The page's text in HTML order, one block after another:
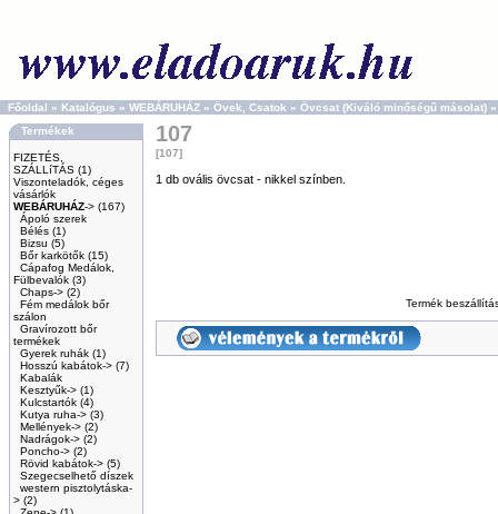
Főoldal » Katalógus » WEBÁRUHÁZ » Övek, Csatok » Övcsat (Kiváló minőségű másolat)
Termékek
FIZETÉS,
SZÁLLíTÁS (1)
Viszonteladók, céges
vásárlók
WEBÁRUHÁZ-> (167)
Ápoló szerek
Bélés (1)
Bizsu (5)
Bőr karkötők (15)
Cápafog Medálok,
Fülbevalók (3)
Chaps-> (2)
Fém medálok bőr
szálon
Gravírozott bőr
termékek
Gyerek ruhák (1)
Hosszú kabátok-> (7)
Kabalák
Kesztyűk-> (1)
Kulcstartók (4)
Kutya ruha-> (3)
Mellények-> (2)
Nadrágok-> (2)
Poncho-> (2)
Rövid kabátok-> (5)
Szegecselhető díszek
western pisztolytáska-
> (2)
107
[107]
1 db ovális övcsat - nikkel színben.
Termék